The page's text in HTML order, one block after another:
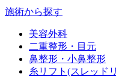
施術から探す
美容外科
二重整形・目元
鼻整形・小鼻整形
糸リフト(スレッド